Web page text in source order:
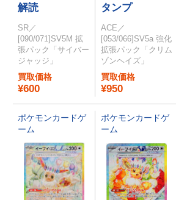
解読
SR／
[090/071]SV5M 拡
張パック「サイバー
ジャッジ」
買取価格
¥600
タンプ
ACE／
[053/066]SV5a 強化
拡張パック「クリム
ゾンヘイズ」
買取価格
¥950
ポケモンカードゲ
ーム
ポケモンカードゲ
ーム